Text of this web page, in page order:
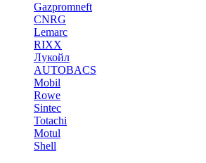
Gazpromneft
CNRG
Lemarc
RIXX
Лукойл
AUTOBACS
Mobil
Rowe
Sintec
Totachi
Motul
Shell